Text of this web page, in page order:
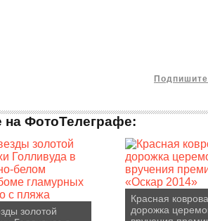
на ФотоТелеграфе:
золотой
Красная
дорожка